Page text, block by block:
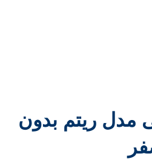
مدل ریتم بدون